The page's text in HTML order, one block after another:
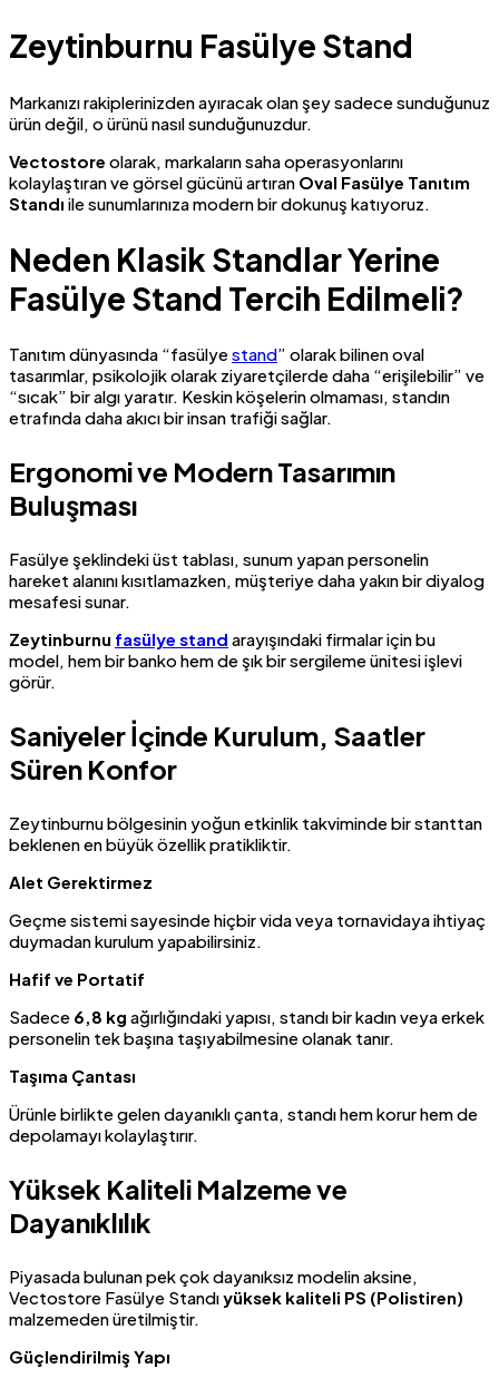
Zeytinburnu Fasülye Stand
Markanızı rakiplerinizden ayıracak olan şey sadece sunduğunuz
ürün değil, o ürünü nasıl sunduğunuzdur.
Vectostore olarak, markaların saha operasyonlarını
kolaylaştıran ve görsel gücünü artıran Oval Fasülye Tanıtım
Standı ile sunumlarınıza modern bir dokunuş katıyoruz.
Neden Klasik Standlar Yerine
Fasülye Stand Tercih Edilmeli?
Tanıtım dünyasında “fasülyestand” olarak bilinen oval
tasarımlar, psikolojik olarak ziyaretçilerde daha “erişilebilir” ve
“sıcak” bir algı yaratır. Keskin köşelerin olmaması, standın
etrafında daha akıcı bir insan trafiği sağlar.
Ergonomi ve Modern Tasarımın
Buluşması
Fasülye şeklindeki üst tablası, sunum yapan personelin
hareket alanını kısıtlamazken, müşteriye daha yakın bir diyalog
mesafesi sunar.
Zeytinburnu fasülye stand arayışındaki firmalar için bu
model, hem bir banko hem de şık bir sergileme ünitesi işlevi
görür.
Saniyeler İçinde Kurulum, Saatler
Süren Konfor
Zeytinburnu bölgesinin yoğun etkinlik takviminde bir stanttan
beklenen en büyük özellik pratikliktir.
Alet Gerektirmez
Geçme sistemi sayesinde hiçbir vida veya tornavidaya ihtiyaç
duymadan kurulum yapabilirsiniz.
Hafif ve Portatif
Sadece 6,8 kg ağırlığındaki yapısı, standı bir kadın veya erkek
personelin tek başına taşıyabilmesine olanak tanır.
Taşıma Çantası
Ürünle birlikte gelen dayanıklı çanta, standı hem korur hem de
depolamayı kolaylaştırır.
Yüksek Kaliteli Malzeme ve
Dayanıklılık
Piyasada bulunan pek çok dayanıksız modelin aksine,
Vectostore Fasülye Standıyüksek kaliteli PS (Polistiren)
malzemeden üretilmiştir.
Güçlendirilmiş Yapı